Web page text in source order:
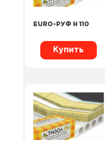
EURO-РУФ Н 110
Купить